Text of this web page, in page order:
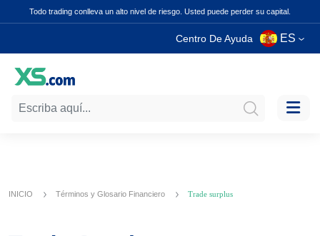
Todo trading conlleva un alto nivel de riesgo. Usted puede perder su capital.
Centro De Ayuda ES
INICIO Términos y Glosario Financiero Trade surplus